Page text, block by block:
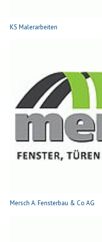
KS Malerarbeiten
Mersch A. Fensterbau & Co AG